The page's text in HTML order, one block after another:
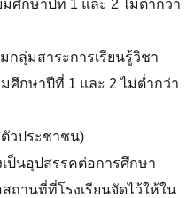
ศึกษาปีที่ 1 และ 2 ไม่ต่ำกว่า
กลุ่มสาระการเรียนรู้วิชา
กษาปีที่ 1 และ 2 ไม่ต่ำกว่า
วประชาชน)
ป็นอุปสรรคต่อการศึกษา
ถานที่ที่โรงเรียนจัดไว้ให้ใน